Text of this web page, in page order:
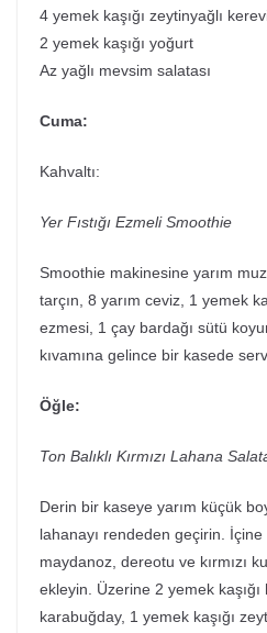
4 yemek kaşığı zeytinyağlı
2 yemek kaşığı yoğurt
Az yağlı mevsim salatası
Cuma:
Kahvaltı:
Yer Fıstığı Ezmeli Smoothie
Smoothie makinesine yarım
tarçın, 8 yarım ceviz, 1 yemek
ezmesi, 1 çay bardağı sütü
kıvamına gelince bir kasede
Öğle:
Ton Balıklı Kırmızı Lahana
Derin bir kaseye yarım küçük boy
lahanayı rendeden geçirin. İçine
maydanoz, dereotu ve kırmızı
ekleyin. Üzerine 2 yemek kaşığı
karabuğday, 1 yemek kaşığı